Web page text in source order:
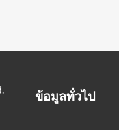
ข้อมูลทั่วไป